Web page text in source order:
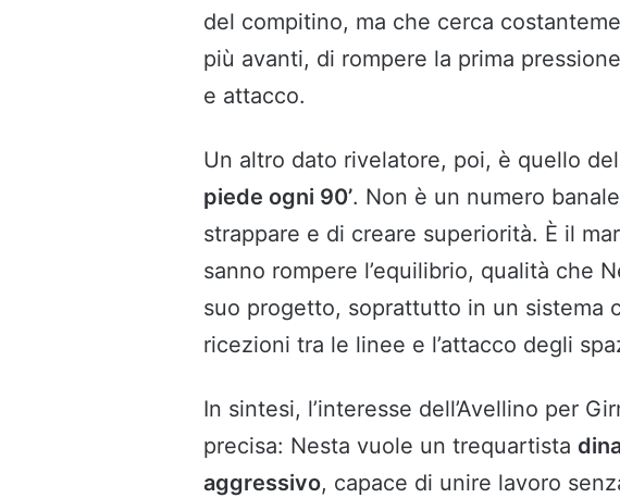
del compitino, ma che cerca
più avanti, di rompere la prima
e attacco.
Un altro dato rivelatore, poi, è quello
piede ogni 90’. Non è un numero
strappare e di creare superiorità. È il
sanno rompere l’equilibrio, qualità che
suo progetto, soprattutto in un sistema
ricezioni tra le linee e l’attacco degli
In sintesi, l’interesse dell’Avellino per
precisa: Nesta vuole un trequartista
aggressivo, capace di unire lavoro